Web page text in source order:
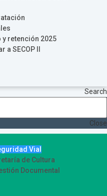
retención 2025
SECOP II
Search
Close
Vial
de Cultura
Documental